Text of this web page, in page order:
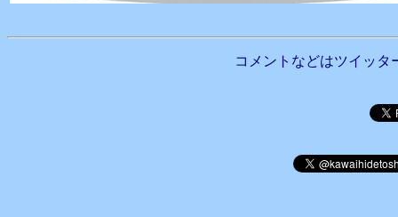
コメントなどはツイッタ